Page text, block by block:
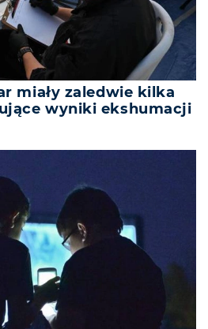
miały zaledwie kilka
wyniki ekshumacji